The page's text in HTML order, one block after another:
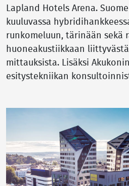
Lapland Hotels Arena.
kuuluvassa
runkomeluun, tärinään sekä
huoneakustiikkaan
mittauksista. Lisäksi
esitystekniikan